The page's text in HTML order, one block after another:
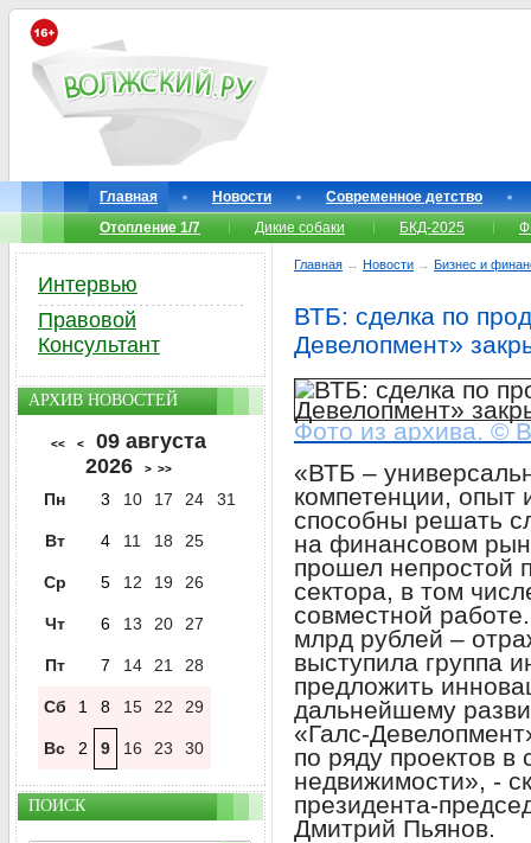
Главная Новости
Современное детство
Отопление 1/7
Дикие собаки БКД-2025
Главная → Новости → Бизнес и
ВТБ: сделка по
Девелопмент»
Фото из архива. ©
«ВТБ –
компетенции, опыт
способны решать
на финансовом
прошел непростой
сектора, в том
совместной
млрд рублей –
выступила группа
предложить
дальнейшему
«Галс-
по ряду проектов
недвижимости», -
президента-
Дмитрий Пьянов.
Интервью
Правовой
Консультант
АРХИВ НОВОСТЕЙ
<< <
09 августа
2026
> >>
Пн 3 10 17 24 31
Вт 4 11 18 25
Ср 5 12 19 26
Чт 6 13 20 27
Пт 7 14 21 28
Сб 1 8 15 22 29
Вс 2 9 16 23 30
ПОИСК